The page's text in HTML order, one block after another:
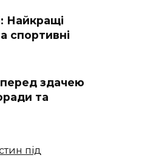
Найкращі
спортивні
здачею
та
під